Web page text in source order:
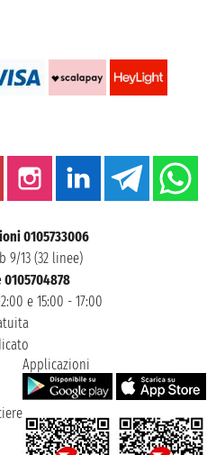
0105733006
9/13 (32 linee)
e 15:00 - 17:00
Applicazioni